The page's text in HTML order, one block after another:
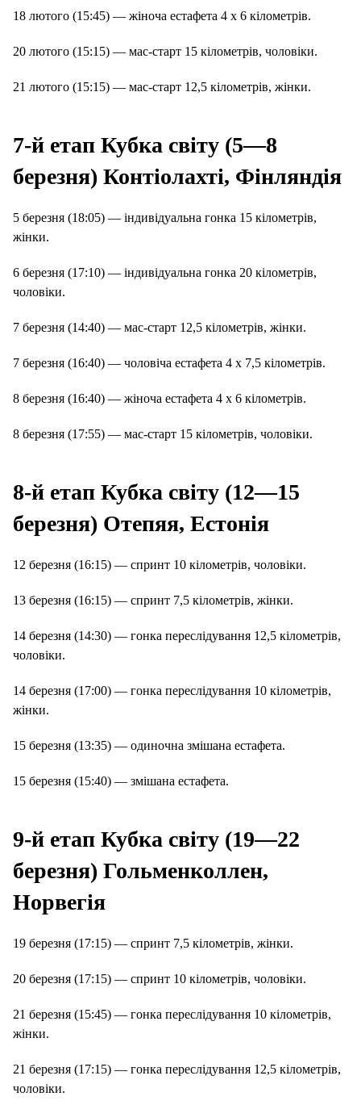
18 лютого (15:45) — жіноча естафета 4 х 6 кілометрів.
20 лютого (15:15) — мас-старт 15 кілометрів, чоловіки.
21 лютого (15:15) — мас-старт 12,5 кілометрів, жінки.
7-й етап Кубка світу (5—8
березня) Контіолахті, Фінляндія
5 березня (18:05) — індивідуальна гонка 15 кілометрів,
жінки.
6 березня (17:10) — індивідуальна гонка 20 кілометрів,
чоловіки.
7 березня (14:40) — мас-старт 12,5 кілометрів, жінки.
7 березня (16:40) — чоловіча естафета 4 х 7,5 кілометрів.
8 березня (16:40) — жіноча естафета 4 х 6 кілометрів.
8 березня (17:55) — мас-старт 15 кілометрів, чоловіки.
8-й етап Кубка світу (12—15
березня) Отепяя, Естонія
12 березня (16:15) — спринт 10 кілометрів, чоловіки.
13 березня (16:15) — спринт 7,5 кілометрів, жінки.
14 березня (14:30) — гонка переслідування 12,5 кілометрів,
чоловіки.
14 березня (17:00) — гонка переслідування 10 кілометрів,
жінки.
15 березня (13:35) — одиночна змішана естафета.
15 березня (15:40) — змішана естафета.
9-й етап Кубка світу (19—22
березня) Гольменколлен,
Норвегія
19 березня (17:15) — спринт 7,5 кілометрів, жінки.
20 березня (17:15) — спринт 10 кілометрів, чоловіки.
21 березня (15:45) — гонка переслідування 10 кілометрів,
жінки.
21 березня (17:15) — гонка переслідування 12,5 кілометрів,
чоловіки.